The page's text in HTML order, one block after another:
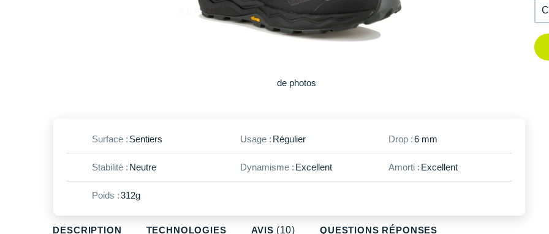
DESCRIPTION TECHNOLOGIES AVIS (10) QUESTIONS RÉPONSES
Surface : Sentiers Usage : Régulier Drop :6 mm
Stabilité : Neutre Dynamisme : Excellent Amorti : Excellent
Poids :312g
Plus
de photos
47 En rupture